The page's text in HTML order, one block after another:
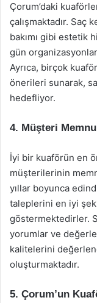
Çorum’daki
çalışmaktadır. Saç
bakımı gibi estetik
gün
Ayrıca, birçok
önerileri sunarak,
hedefliyor.
4. Müşteri
İyi bir kuaförün en
müşterilerinin
yıllar boyunca
taleplerini en iyi
göstermektedirler.
yorumlar ve
kalitelerini
oluşturmaktadır.
5. Çorum’un